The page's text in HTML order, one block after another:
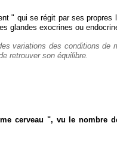
" qui se régit par ses
glandes exocrines ou
variations des conditions de
retrouver son équilibre.
cerveau ", vu le nombre